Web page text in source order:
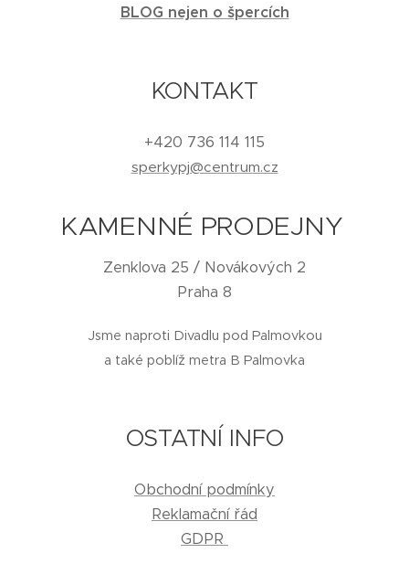
BLOG nejen o špercích
KONTAKT
+420 736 114 115
sperkypj@centrum.cz
KAMENNÉ PRODEJNY
Zenklova 25 / Novákových 2
Praha 8
Jsme naproti Divadlu pod Palmovkou
a také poblíž metra B Palmovka
OSTATNÍ INFO
Obchodní podmínky
Reklamační řád
GDPR